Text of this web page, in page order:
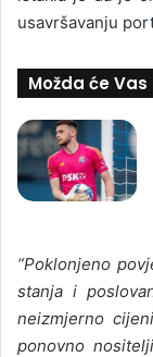
usavršavanju
Možda će
“Poklonjeno
stanja i
neizmjerno
ponovno